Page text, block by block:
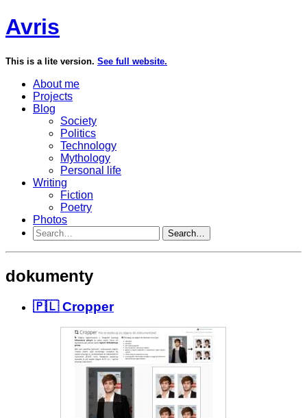
Avris
This is a lite version. See full website.
About me
Projects
Blog
Society
Politics
Technology
Mythology
Personal life
Writing
Fiction
Poetry
Photos
Search…
dokumenty
🇵🇱 Cropper